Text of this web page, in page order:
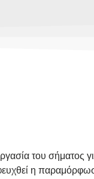
του
η